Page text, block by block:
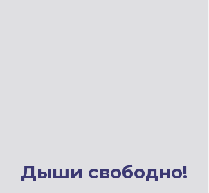
Дыши свободно!